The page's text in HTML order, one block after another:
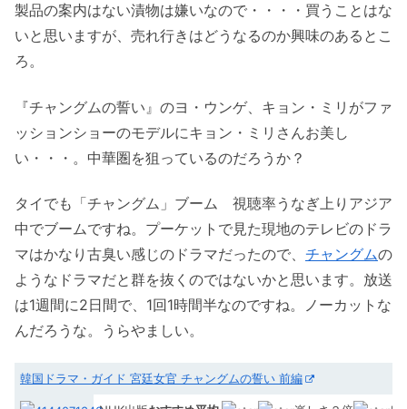
製品の案内はない漬物は嫌いなので・・・・買うことはな
いと思いますが、売れ行きはどうなるのか興味のあるとこ
ろ。
『チャングムの誓い』のヨ・ウンゲ、キョン・ミリがファ
ッションショーのモデルにキョン・ミリさんお美し
い・・・。中華圏を狙っているのだろうか？
タイでも「チャングム」ブーム 視聴率うなぎ上りアジア
中でブームですね。プーケットで見た現地のテレビのドラ
マはかなり古臭い感じのドラマだったので、 チャングムの
ようなドラマだと群を抜くのではないかと思います。放送
は1週間に2日間で、1回1時間半なのですね。ノーカットな
んだろうな。うらやましい。
韓国ドラマ・ガイド 宮廷女官 チャングムの誓い 前編